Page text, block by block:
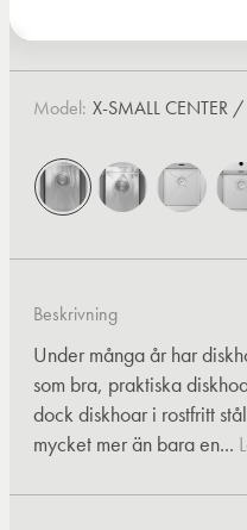
Model: X-SMALL CENTER /
Beskrivning
Under många år har
som bra, praktiska
dock diskhoar i rostfritt
mycket mer än bara en...